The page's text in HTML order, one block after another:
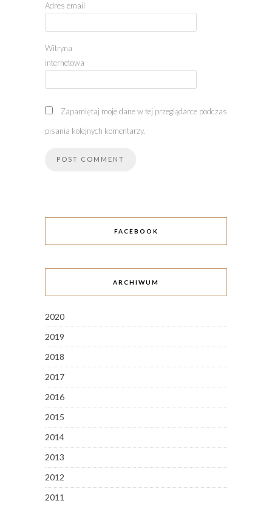
Adres email
Witryna
internetowa
Zapamiętaj moje dane w tej przeglądarce podczas
pisania kolejnych komentarzy.
FACEBOOK
ARCHIWUM
2020
2019
2018
2017
2016
2015
2014
2013
2012
2011